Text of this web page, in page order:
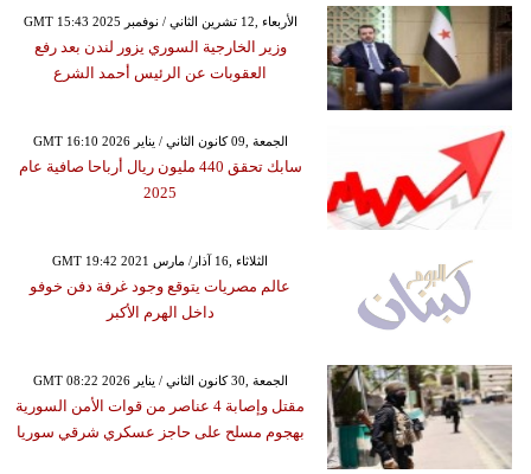
GMT 15:43 2025 الأربعاء ,12 تشرين الثاني / نوفمبر
وزير الخارجية السوري يزور لندن بعد رفع
العقوبات عن الرئيس أحمد الشرع
GMT 16:10 2026 الجمعة ,09 كانون الثاني / يناير
سابك تحقق 440 مليون ريال أرباحا صافية عام
2025
GMT 19:42 2021 الثلاثاء ,16 آذار/ مارس
عالم مصريات يتوقع وجود غرفة دفن خوفو
داخل الهرم الأكبر
GMT 08:22 2026 الجمعة ,30 كانون الثاني / يناير
مقتل وإصابة 4 عناصر من قوات الأمن السورية
بهجوم مسلح على حاجز عسكري شرقي سوريا